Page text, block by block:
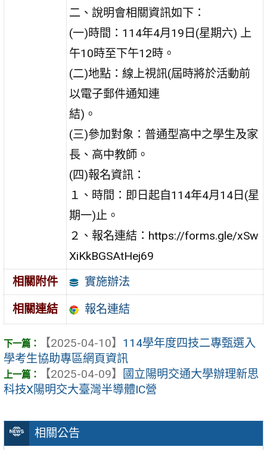
相關公告
二、說明會相關資訊如下：
(一)時間：114年4月19日(星期六) 上
午10時至下午12時。
(二)地點：線上視訊(屆時將於活動前
以電子郵件通知連
結)。
(三)參加對象：普通型高中之學生及家
長、高中教師。
(四)報名資訊：
１、時間：即日起自114年4月14日(星
期一)止。
２、報名連結：https://forms.gle/xSw
XiKkBGSAtHej69
相關附件
實施辦法
相關連結 報名連結
【2025-04-10】 114學年度四技二專甄選入
學考生協助專區網頁資訊
【2025-04-09】
國立陽明交通大學辦理新思
科技X陽明交大臺灣半導體IC營